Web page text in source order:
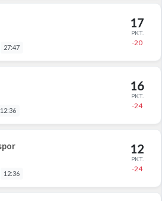
27:47
17
PKT.
-20
12:36
16
PKT.
-24
12:36
12
PKT.
-24